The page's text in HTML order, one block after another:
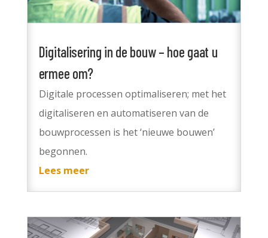
Digitalisering in de bouw – hoe gaat u
ermee om?
Digitale processen optimaliseren; met het
digitaliseren en automatiseren van de
bouwprocessen is het ‘nieuwe bouwen’
begonnen.
Lees meer